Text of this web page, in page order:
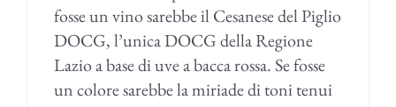
fosse un vino sarebbe il Cesanese del Piglio
DOCG, l’unica DOCG della Regione
Lazio a base di uve a bacca rossa. Se fosse
un colore sarebbe la miriade di toni tenui